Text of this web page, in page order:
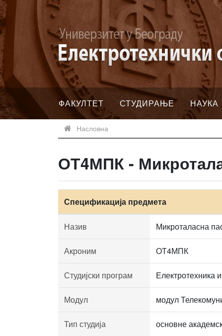
ФАКУЛТЕТ СТУДИРАЊЕ НАУКА
Насловна
ОТ4МПК -
Спецификација предмета
Назив Микроталасна
Акроним ОТ4МПК
Студијски програм Електротехника
Модул модул
Тип студија основне